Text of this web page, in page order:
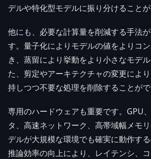
デルや特化型モデルに振り分けることが
他にも、必要な計算量を削減する手法
す。量子化によりモデルの値をよりコ
き、蒸留により挙動をより小さなモデ
た、剪定やアーキテクチャの変更によ
持しつつ不要な処理を削除することがで
専用のハードウェアも重要です。GPU
タ、高速ネットワーク、高帯域幅メモ
デルが大規模な環境でも確実に動作する
推論効率の向上により、レイテンシ、